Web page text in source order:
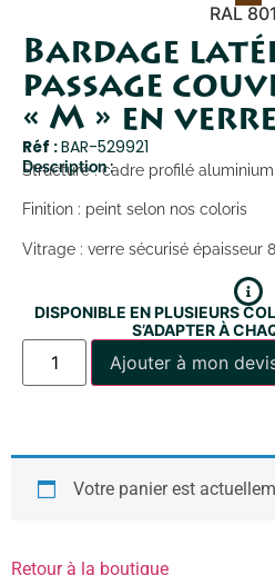
RAL
Bardage
passage
« M » en verre
Réf :BAR-529921
Description :
Structure : cadre profilé aluminium
Finition : peint selon nos coloris
Vitrage : verre sécurisé épaisseur
DISPONIBLE EN PLUSIEURS
S’ADAPTER À
Ajouter à mon
Votre panier est
Retour à la boutique